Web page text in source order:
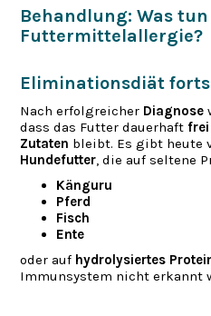
Behandlung: Was
Futtermittelallergie?
Eliminationsdiät
Nach erfolgreicher Diagnose
dass das Futter dauerhaft
Zutaten bleibt. Es gibt heute
Hundefutter, die auf seltene
Känguru
Pferd
Fisch
Ente
oder auf hydrolysiertes
Immunsystem nicht erkannt